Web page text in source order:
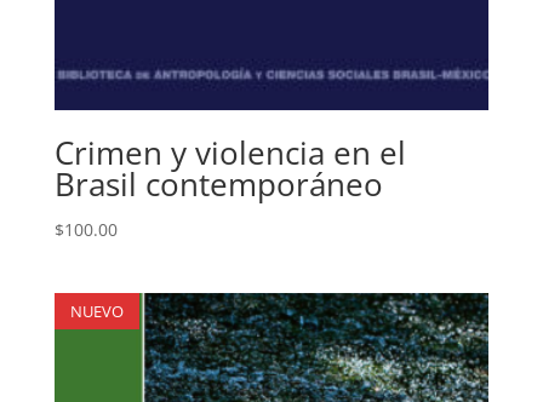
Crimen y violencia en el
Brasil contemporáneo
$100.00
NUEVO